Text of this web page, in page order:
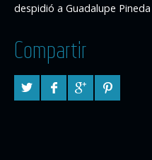
despidió a Guadalupe
Compartir